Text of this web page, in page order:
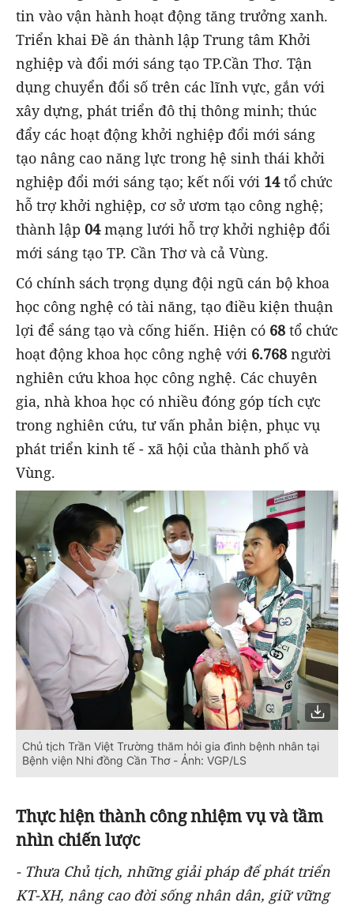
tin vào vận hành hoạt động tăng trưởng xanh.
Triển khai Đề án thành lập Trung tâm Khởi
nghiệp và đổi mới sáng tạo TP.Cần Thơ. Tận
dụng chuyển đổi số trên các lĩnh vực, gắn với
xây dựng, phát triển đô thị thông minh; thúc
đẩy các hoạt động khởi nghiệp đổi mới sáng
tạo nâng cao năng lực trong hệ sinh thái khởi
nghiệp đổi mới sáng tạo; kết nối với 14tổ chức
hỗ trợ khởi nghiệp, cơ sở ươm tạo công nghệ;
thành lập 04mạng lưới hỗ trợ khởi nghiệp đổi
mới sáng tạo TP. Cần Thơ và cả Vùng.
Có chính sách trọng dụng đội ngũ cán bộ khoa
học công nghệ có tài năng, tạo điều kiện thuận
lợi để sáng tạo và cống hiến. Hiện có 68 tổ chức
hoạt động khoa học công nghệ với 6.768 người
nghiên cứu khoa học công nghệ. Các chuyên
gia, nhà khoa học có nhiều đóng góp tích cực
trong nghiên cứu, tư vấn phản biện, phục vụ
phát triển kinh tế - xã hội của thành phố và
Vùng.
Chủ tịch Trần Việt Trường thăm hỏi gia đình bệnh nhân tại
Bệnh viện Nhi đồng Cần Thơ - Ảnh: VGP/LS
Thực hiện thành công nhiệm vụ và tầm
nhìn chiến lược
- Thưa Chủ tịch, những giải pháp để phát triển
KT-XH, nâng cao đời sống nhân dân, giữ vững